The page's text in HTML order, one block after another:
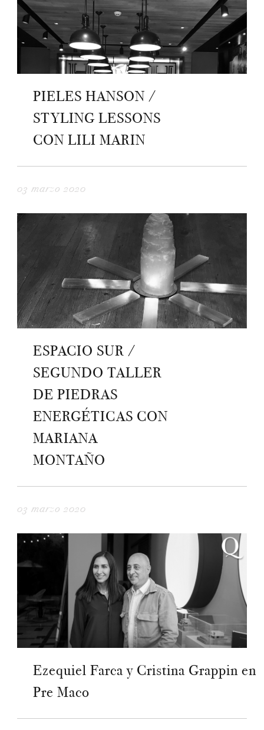
PIELES HANSON /
STYLING LESSONS
CON LILI MARIN
03 marzo 2020
ESPACIO SUR /
SEGUNDO TALLER
DE PIEDRAS
ENERGÉTICAS CON
MARIANA
MONTAÑO
03 marzo 2020
Ezequiel Farca y Cristina Grappin en
Pre Maco